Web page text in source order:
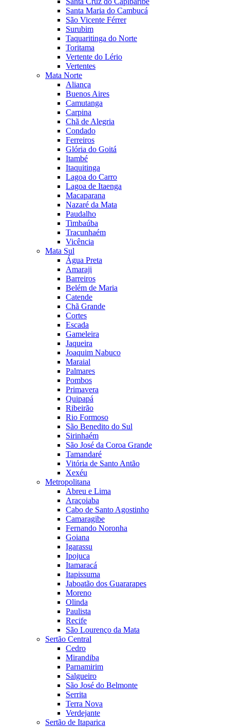
Santa Maria do Cambucá
São Vicente Férrer
Surubim
Taquaritinga do Norte
Toritama
Vertente do Lério
Vertentes
Mata Norte
Aliança
Buenos Aires
Camutanga
Carpina
Chã de Alegria
Condado
Ferreiros
Glória do Goitá
Itambé
Itaquitinga
Lagoa do Carro
Lagoa de Itaenga
Macaparana
Nazaré da Mata
Paudalho
Timbaúba
Tracunhaém
Vicência
Mata Sul
Água Preta
Amaraji
Barreiros
Belém de Maria
Catende
Chã Grande
Cortes
Escada
Gameleira
Jaqueira
Joaquim Nabuco
Maraial
Palmares
Pombos
Primavera
Quipapá
Ribeirão
Rio Formoso
São Benedito do Sul
Sirinhaém
São José da Coroa Grande
Tamandaré
Vitória de Santo Antão
Xexéu
Metropolitana
Abreu e Lima
Araçoiaba
Cabo de Santo Agostinho
Camaragibe
Fernando Noronha
Goiana
Igarassu
Ipojuca
Itamaracá
Itapissuma
Jaboatão dos Guararapes
Moreno
Olinda
Paulista
Recife
São Lourenço da Mata
Sertão Central
Cedro
Mirandiba
Parnamirim
Salgueiro
São José do Belmonte
Serrita
Terra Nova
Verdejante
Sertão de Itaparica